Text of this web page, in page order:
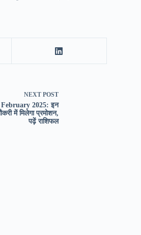
NEXT POST
2025: इन
में मिलेगा प्रमोशन,
पढ़ें राशिफल